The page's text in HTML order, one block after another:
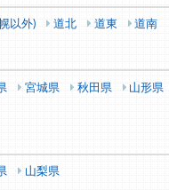
以外) 道北 道東 道南
宮城県 秋田県
山形県
山梨県